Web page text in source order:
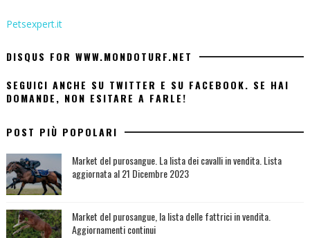
Petsexpert.it
DISQUS FOR WWW.MONDOTURF.NET
SEGUICI ANCHE SU TWITTER E SU FACEBOOK. SE HAI
DOMANDE, NON ESITARE A FARLE!
POST PIÙ POPOLARI
Market del purosangue. La lista dei cavalli in vendita. Lista
aggiornata al 21 Dicembre 2023
Market del purosangue, la lista delle fattrici in vendita.
Aggiornamenti continui